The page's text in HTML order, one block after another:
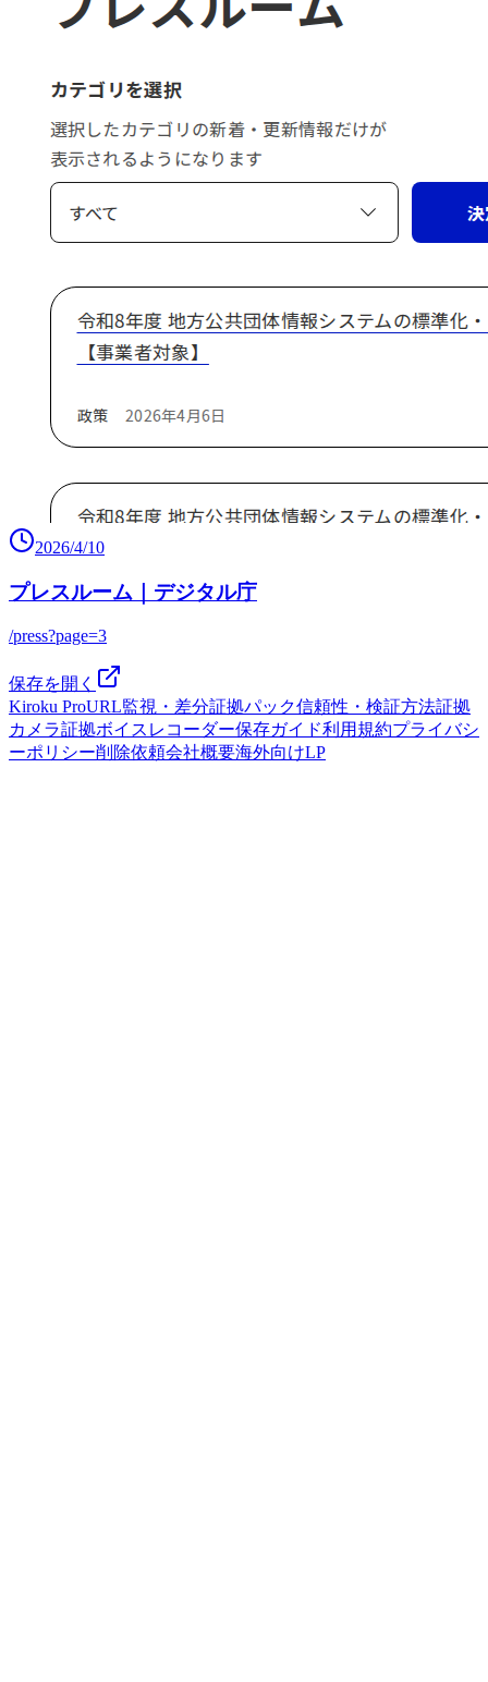
2026/4/10
プレスルーム｜デジタル庁
/press?page=3
保存を開く
Kiroku ProURL監視・差分証拠パック信頼性・検証方法証拠
カメラ証拠ボイスレコーダー保存ガイド利用規約プライバシ
ーポリシー削除依頼会社概要海外向けLP